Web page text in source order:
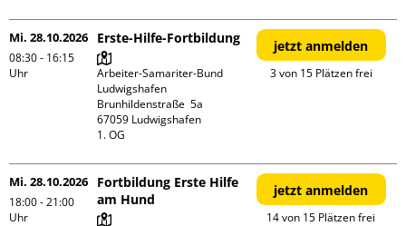
Mi. 28.10.2026
08:30 - 16:15
Uhr
Erste-Hilfe-Fortbildung
Arbeiter-Samariter-Bund
Ludwigshafen
Brunhildenstraße  5a
67059 Ludwigshafen
1. OG
jetzt anmelden
3 von 15 Plätzen frei
Mi. 28.10.2026
18:00 - 21:00
Uhr
Fortbildung Erste Hilfe
am Hund
jetzt anmelden
14 von 15 Plätzen frei